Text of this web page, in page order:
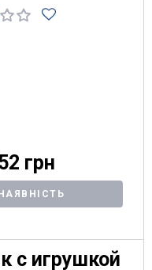
грн
с игрушкой